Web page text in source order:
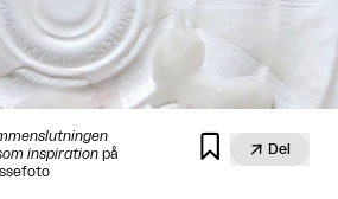
inspiration på
  Del